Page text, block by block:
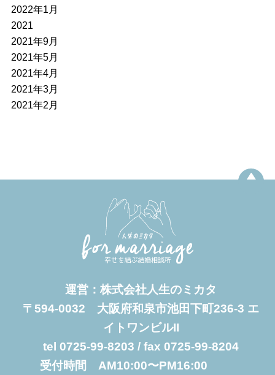
2022年1月
2021
2021年9月
2021年5月
2021年4月
2021年3月
2021年2月
運営：株式会社人生のミカタ
〒594-0032 大阪府和泉市池田下町236-3 エ
イトワンビルII
tel 0725-99-8203 / fax 0725-99-8204
受付時間 AM10:00〜PM16:00